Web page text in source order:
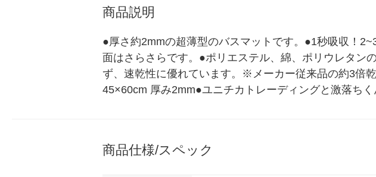
商品説明
●厚さ約2mmの超薄型のバスマットです。●1秒吸収！
面はさらさらです。●ポリエステル、綿、ポリウレタン
ず、速乾性に優れています。※メーカー従来品の約3倍
45×60cm 厚み2mm●ユニチカトレーディングと激落ち
商品仕様/スペック